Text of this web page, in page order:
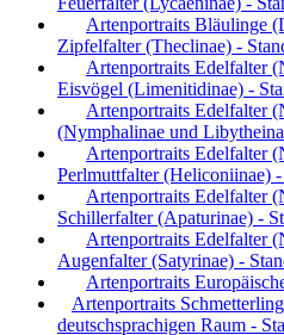
Artenportraits Bläulinge
Zipfelfalter (Theclinae) -
Artenportraits Edelfalter
Eisvögel (Limenitidinae) -
Artenportraits Edelfalter
(Nymphalinae und
Artenportraits Edelfalter
Perlmuttfalter (Heliconiinae)
Artenportraits Edelfalter
Schillerfalter (Apaturinae) -
Artenportraits Edelfalter
Augenfalter (Satyrinae) -
Artenportraits
Artenportraits
deutschsprachigen Raum -